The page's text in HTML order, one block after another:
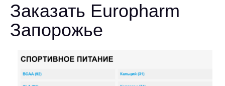
Заказать Europharm
Запорожье